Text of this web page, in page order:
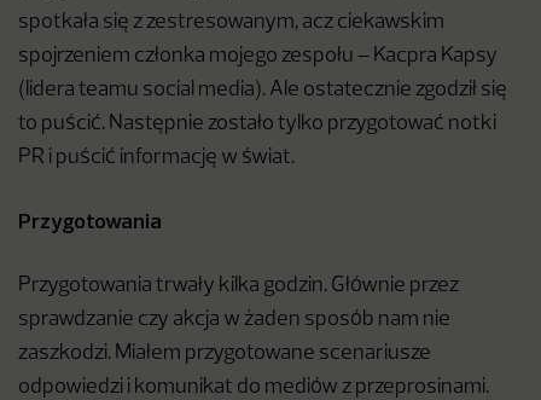
spotkała się z zestresowanym, acz ciekawskim
spojrzeniem członka mojego zespołu – Kacpra Kapsy
(lidera teamu social media). Ale ostatecznie zgodził się
to puścić. Następnie zostało tylko przygotować notki
PR i puścić informację w świat.
Przygotowania
Przygotowania trwały kilka godzin. Głównie przez
sprawdzanie czy akcja w żaden sposób nam nie
zaszkodzi. Miałem przygotowane scenariusze
odpowiedzi i komunikat do mediów z przeprosinami.